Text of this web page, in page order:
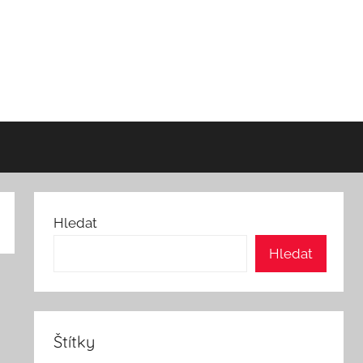
Hledat
Hledat
Štítky